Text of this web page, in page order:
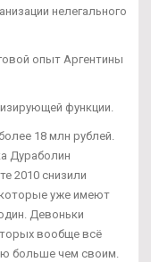
нелегального
опыт Аргентины
функции.
18 млн рублей.
Дураболин
2010 снизили
уже имеют
Девоньки
вообще всё
больше чем своим.